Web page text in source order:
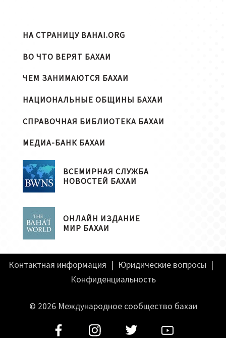
НА СТРАНИЦУ BAHAI.ORG
ВО ЧТО ВЕРЯТ БАХАИ
ЧЕМ ЗАНИМАЮТСЯ БАХАИ
НАЦИОНАЛЬНЫЕ ОБЩИНЫ БАХАИ
СПРАВОЧНАЯ БИБЛИОТЕКА БАХАИ
МЕДИА-БАНК БАХАИ
ВСЕМИРНАЯ СЛУЖБА
НОВОСТЕЙ БАХАИ
ОНЛАЙН ИЗДАНИЕ
МИР БАХАИ
Контактная информация | Юридические вопросы |
Конфиденциальность
© 2026 Международное сообщество бахаи